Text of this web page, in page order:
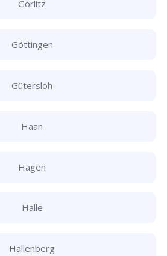
Görlitz
Göttingen
Gütersloh
Haan
Hagen
Halle
Hallenberg